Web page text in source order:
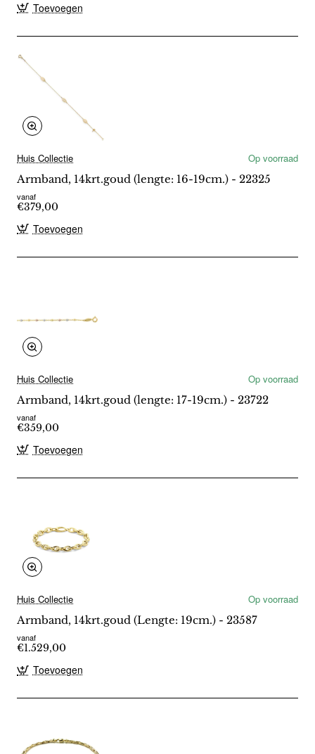
Toevoegen
Huis Collectie
Op voorraad
Armband, 14krt.goud (lengte: 16-19cm.) - 22325
vanaf
€379,00
Toevoegen
Huis Collectie
Op voorraad
Armband, 14krt.goud (lengte: 17-19cm.) - 23722
vanaf
€359,00
Toevoegen
Huis Collectie
Op voorraad
Armband, 14krt.goud (Lengte: 19cm.) - 23587
vanaf
€1.529,00
Toevoegen